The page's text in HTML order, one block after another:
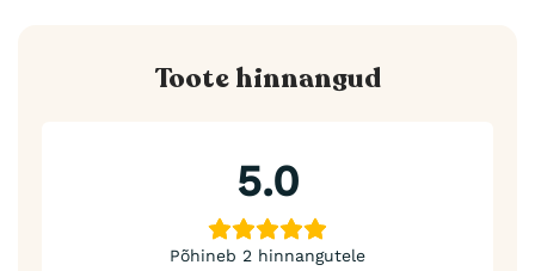
Toote hinnangud
5.0
Põhineb 2 hinnangutele